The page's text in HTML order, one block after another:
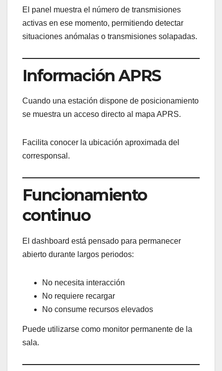
El panel muestra el número de transmisiones
activas en ese momento, permitiendo detectar
situaciones anómalas o transmisiones solapadas.
Información APRS
Cuando una estación dispone de posicionamiento
se muestra un acceso directo al mapa APRS.
Facilita conocer la ubicación aproximada del
corresponsal.
Funcionamiento
continuo
El dashboard está pensado para permanecer
abierto durante largos periodos:
No necesita interacción
No requiere recargar
No consume recursos elevados
Puede utilizarse como monitor permanente de la
sala.